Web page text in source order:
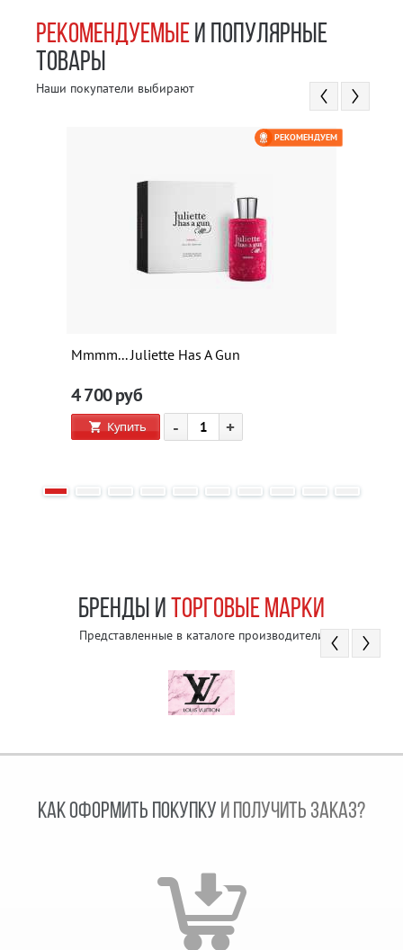
РЕКОМЕНДУЕМЫЕИ ПОПУЛЯРНЫЕ
ТОВАРЫ
Наши покупатели выбирают
Mmmm... Juliette Has A Gun
4 700руб
Купить - +
РЕКОМЕНДУЕМ
БРЕНДЫ И ТОРГОВЫЕ МАРКИ
Представленные в каталоге производители
КАК ОФОРМИТЬ ПОКУПКУ И ПОЛУЧИТЬ ЗАКАЗ?